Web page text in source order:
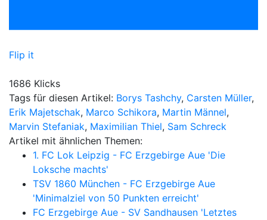
Flip it
1686 Klicks
Tags für diesen Artikel: Borys Tashchy, Carsten Müller,
Erik Majetschak, Marco Schikora, Martin Männel,
Marvin Stefaniak, Maximilian Thiel, Sam Schreck
Artikel mit ähnlichen Themen:
1. FC Lok Leipzig - FC Erzgebirge Aue 'Die
Loksche machts'
TSV 1860 München - FC Erzgebirge Aue
'Minimalziel von 50 Punkten erreicht'
FC Erzgebirge Aue - SV Sandhausen 'Letztes